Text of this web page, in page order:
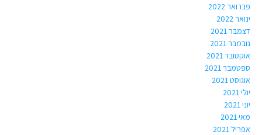
פברואר 2022
ינואר 2022
דצמבר 2021
נובמבר 2021
אוקטובר 2021
ספטמבר 2021
אוגוסט 2021
יולי 2021
יוני 2021
מאי 2021
אפריל 2021